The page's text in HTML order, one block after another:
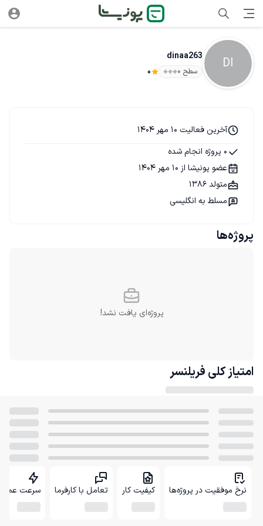
DI
dinaa263
سطح ۰ 0
آخرین فعالیت 10 مهر 1404
0 پروژه انجام شده
عضو پونیشا از 10 مهر 1404
متولد 1386
مسلط به انگلیسی
پروژه‌ها
پروژه‌ای یافت نشد!
امتیاز کلی فریلنسر
نرخ موفقیت در پروژه‌ها کیفیت کار تعامل با کارفرما سرعت عمل